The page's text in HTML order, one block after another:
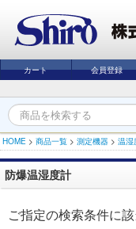
カート 会員登録
HOME > 商品一覧 > 測定機器 > 温湿
防爆温湿度計
ご指定の検索条件に